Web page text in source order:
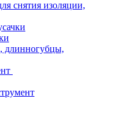
снятия изоляции,
длинногубцы,